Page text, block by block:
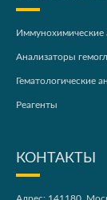
Иммунохимические
Анализаторы
Гематологические
Реагенты
КОНТАКТЫ